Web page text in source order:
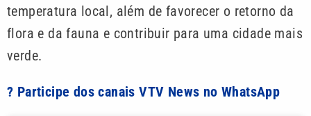
temperatura local, além de favorecer o retorno da
flora e da fauna e contribuir para uma cidade mais
verde.
? Participe dos canais VTV News no WhatsApp